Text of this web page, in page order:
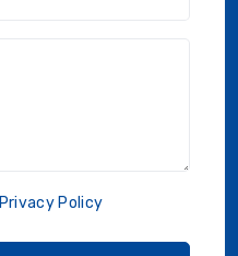
Privacy Policy